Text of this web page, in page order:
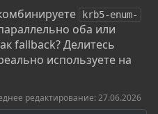
krb5-enum-
оба или
fallback? Делитесь
используете на
редактирование: 27.06.2026